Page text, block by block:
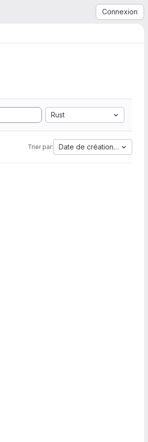
Connexion
Rust
Trier par: Date de création la plus